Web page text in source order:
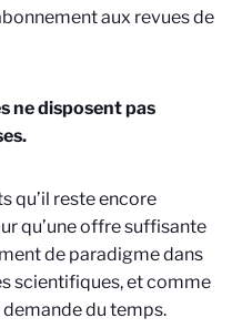
aux revues de
ne disposent pas
qu’il reste encore
qu’une offre suffisante
de paradigme dans
scientifiques, et comme
du temps.